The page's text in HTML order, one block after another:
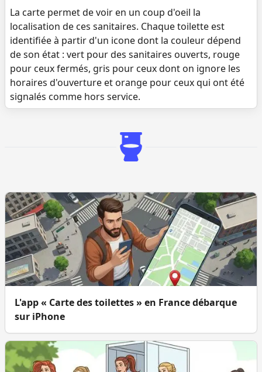
La carte permet de voir en un coup d'oeil la
localisation de ces sanitaires. Chaque toilette est
identifiée à partir d'un icone dont la couleur dépend
de son état : vert pour des sanitaires ouverts, rouge
pour ceux fermés, gris pour ceux dont on ignore les
horaires d'ouverture et orange pour ceux qui ont été
signalés comme hors service.
L'app « Carte des toilettes » en France débarque
sur iPhone